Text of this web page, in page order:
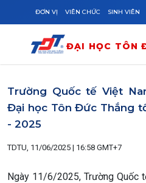
Skip to main content
ĐƠN VỊ VIÊN CHỨC SINH VIÊN
ĐẠI HỌC TÔN
Trường Quốc tế Việt
Đại học Tôn Đức Thắng
- 2025
TDTU, 11/06/2025 | 16:58 GMT+7
Ngày 11/6/2025, Trường Quốc